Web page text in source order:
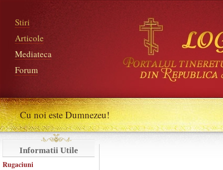
Stiri
Articole
Mediateca
Forum
Cu noi este Dumnezeu!
Informatii Utile
Rugaciuni